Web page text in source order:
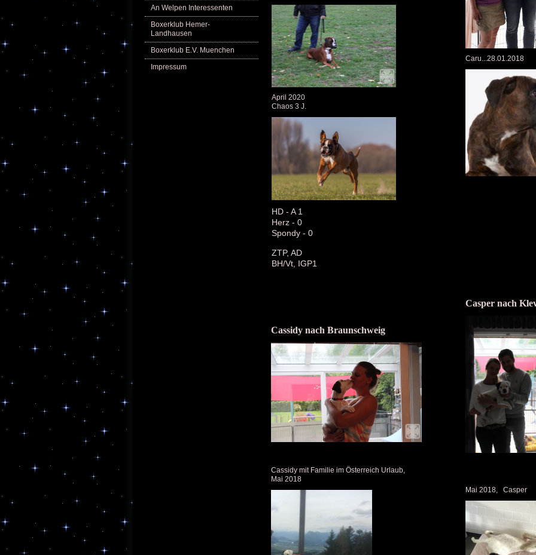
An Welpen Interessenten
Boxerklub Hemer-
Landhausen
Boxerklub E.V. Muenchen
Impressum
April 2020
Chaos 3 J.
HD - A 1
Herz - 0
Spondy - 0
ZTP, AD
BH/Vt, IGP1
Caru...28.01.2018
Cassidy nach Braunschweig
Cassidy mit Familie im Österreich Urlaub,
Mai 2018
Casper nach
Mai 2018, Casper